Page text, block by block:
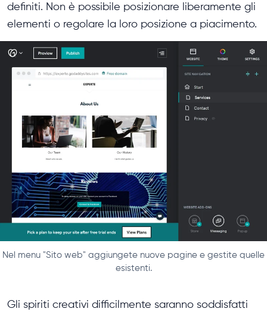
definiti. Non è possibile posizionare liberamente gli
elementi o regolare la loro posizione a piacimento.
Nel menu "Sito web" aggiungete nuove pagine e gestite quelle
esistenti.
Gli spiriti creativi difficilmente saranno soddisfatti